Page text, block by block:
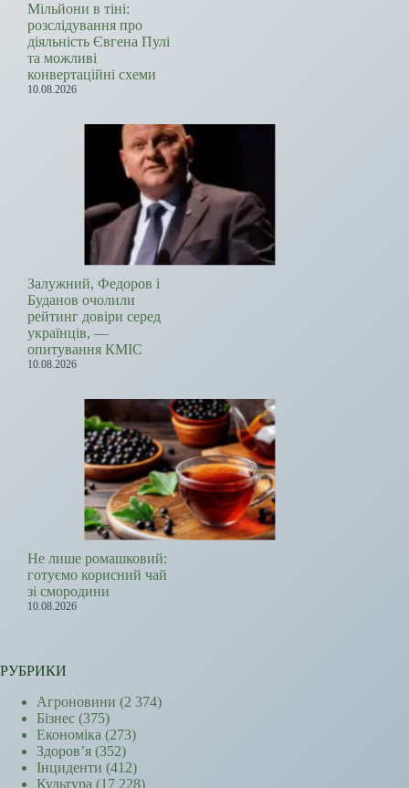
Мільйони в тіні:
розслідування про
діяльність Євгена Пулі
та можливі
конвертаційні схеми
10.08.2026
Залужний, Федоров і
Буданов очолили
рейтинг довіри серед
українців, —
опитування КМІС
10.08.2026
Не лише ромашковий:
готуємо корисний чай
зі смородини
10.08.2026
РУБРИКИ
Агроновини (2 374)
Бізнес (375)
Економіка (273)
Здоров’я (352)
Інциденти (412)
Культура (17 228)